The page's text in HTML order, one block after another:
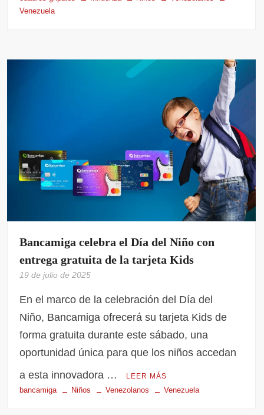
Venezuela
Bancamiga celebra el Día del Niño con
entrega gratuita de la tarjeta Kids
19 de julio de 2025
En el marco de la celebración del Día del
Niño, Bancamiga ofrecerá su tarjeta Kids de
forma gratuita durante este sábado, una
oportunidad única para que los niños accedan
a esta innovadora …
LEER MÁS
bancamiga Niños Venezolanos Venezuela